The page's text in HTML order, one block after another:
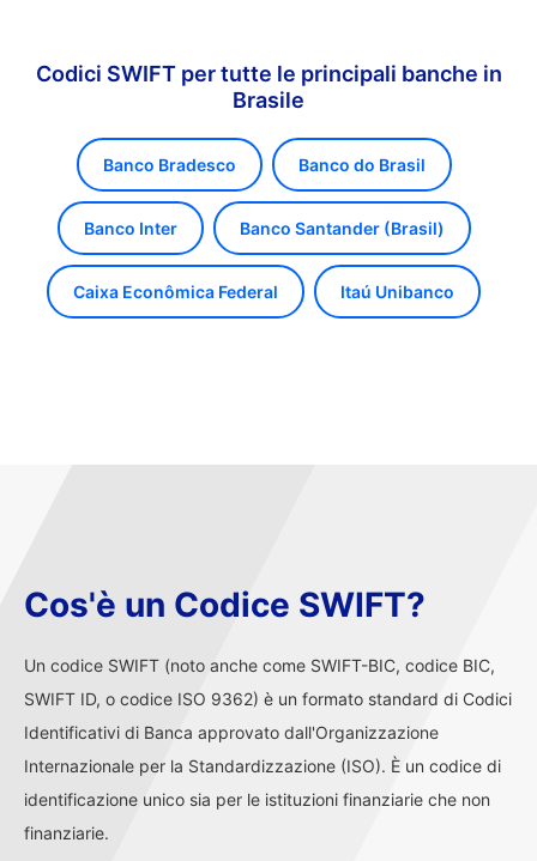
Codici SWIFT per tutte le principali banche in
Brasile
Banco Bradesco Banco do Brasil
Banco Inter Banco Santander (Brasil)
Caixa Econômica Federal Itaú Unibanco
Cos'è un Codice SWIFT?
Un codice SWIFT (noto anche come SWIFT-BIC, codice BIC,
SWIFT ID, o codice ISO 9362) è un formato standard di Codici
Identificativi di Banca approvato dall'Organizzazione
Internazionale per la Standardizzazione (ISO). È un codice di
identificazione unico sia per le istituzioni finanziarie che non
finanziarie.